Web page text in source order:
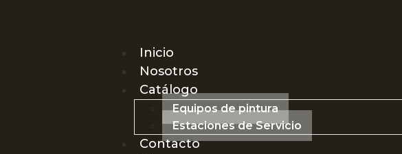
Inicio
Nosotros
Catálogo
Equipos de pintura
Estaciones de Servicio
Contacto